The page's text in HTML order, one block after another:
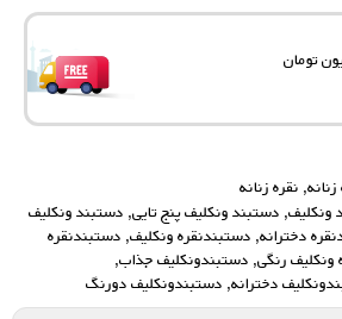
تومان
, نقره زنانه
ونکلیف, دستبند ونکلیف پنج تایی, دستبند ونکلیف
دخترانه, دستبندنقره ونکلیف, دستبندنقره
ونکلیف رنگی, دستبندونکلیف جذاب,
دخترانه, دستبندونکلیف دورنگ